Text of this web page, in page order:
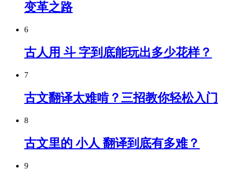
变革之路
6
古人用 斗 字到底能玩出多少花样？
7
古文翻译太难啃？三招教你轻松入门
8
古文里的 小人 翻译到底有多难？
9